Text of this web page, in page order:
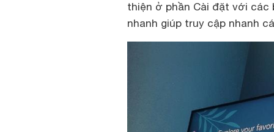
thiện ở phần Cài đặt với
nhanh giúp truy cập nhanh